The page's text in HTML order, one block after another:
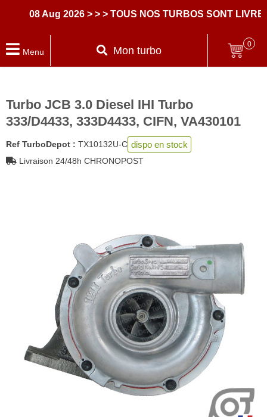
08 Aug 2026 > > > TOUS NOS TURBOS SONT LIVRES
Menu Mon turbo
0
Turbo JCB 3.0 Diesel IHI Turbo
333/D4433, 333D4433, CIFN, VA430101
Ref TurboDepot : TX10132U-C dispo en stock
Livraison 24/48h CHRONOPOST